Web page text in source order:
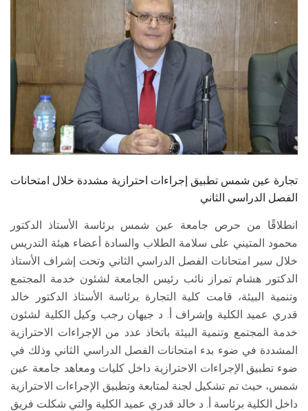
هيئة التدريس
الدراسات العليا
الخريجين
الموظفون
الزائـرون
تجارة عين شمس تطبيق إجراءات احترازية مشددة خلال امتحانات
الفصل الدراسي الثاني
انطلاقًا من حرص جامعة عين شمس برئاسة الأستاذ الدكتور
محمود المتيني على سلامة الطلاب والسادة أعضاء هيئة التدريس
خلال سير امتحانات الفصل الدراسي الثاني وتحت إشراف الأستاذ
الدكتور هشام تمراز نائب رئيس الجامعة لشئون خدمة المجتمع
وتنمية البيئة، قامت كلية التجارة برئاسة الأستاذ الدكتور خالد
قدري عميد الكلية وإشراف أ. د جيهان رجب وكيل الكلية لشئون
خدمة المجتمع وتنمية البيئة باتخاذ عدد من الإجراءات الاحترازية
المشددة في ضوء بدء امتحانات الفصل الدراسي الثاني وذلك في
ضوء تطبيق الإجراءات الاحترازية داخل كليات ومعاهد جامعة عين
شمس، حيث تم تشكيل لجنة لمتابعة وتطبيق الإجراءات الاحترازية
داخل الكلية برئاسة أ. د خالد قدري عميد الكلية والتي شكلت فريق